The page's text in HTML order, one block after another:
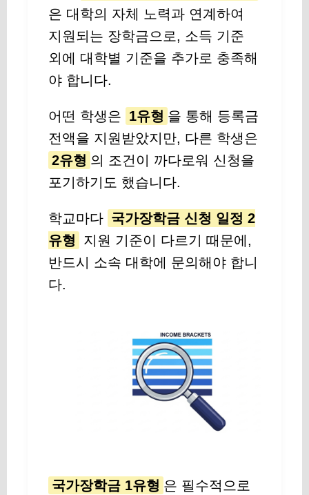
은 대학의 자체 노력과 연계하여
지원되는 장학금으로, 소득 기준
외에 대학별 기준을 추가로 충족해
야 합니다.
어떤 학생은 1유형 을 통해 등록금
전액을 지원받았지만, 다른 학생은
2유형 의 조건이 까다로워 신청을
포기하기도 했습니다.
학교마다 국가장학금 신청 일정 2
유형
지원 기준이 다르기 때문에,
반드시 소속 대학에 문의해야 합니
다.
국가장학금 1유형 은 필수적으로